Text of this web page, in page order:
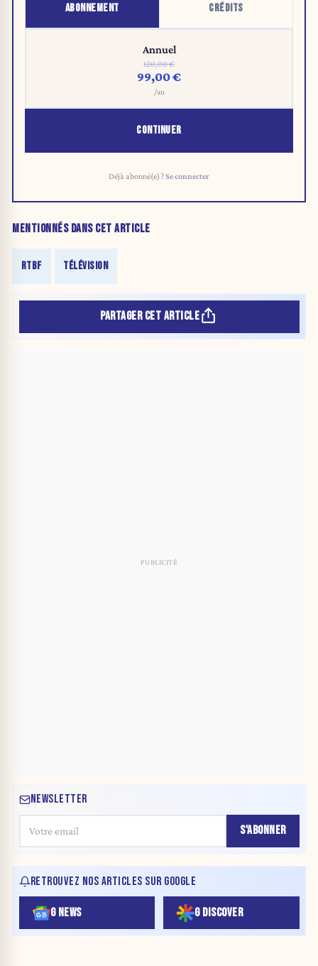
ABONNEMENT CRÉDITS
Annuel
120,00 €
99,00 €
/an
CONTINUER
Déjà abonné(e) ?Se connecter
MENTIONNÉS DANS CET ARTICLE
RTBF TÉLÉVISION
PARTAGER CET ARTICLE
NEWSLETTER
S'ABONNER
RETROUVEZ NOS ARTICLES SUR GOOGLE
G NEWS G DISCOVER